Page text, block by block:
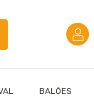
BALÕES